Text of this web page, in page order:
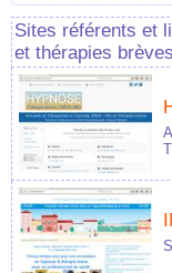
Sites référents et
et thérapies brèves